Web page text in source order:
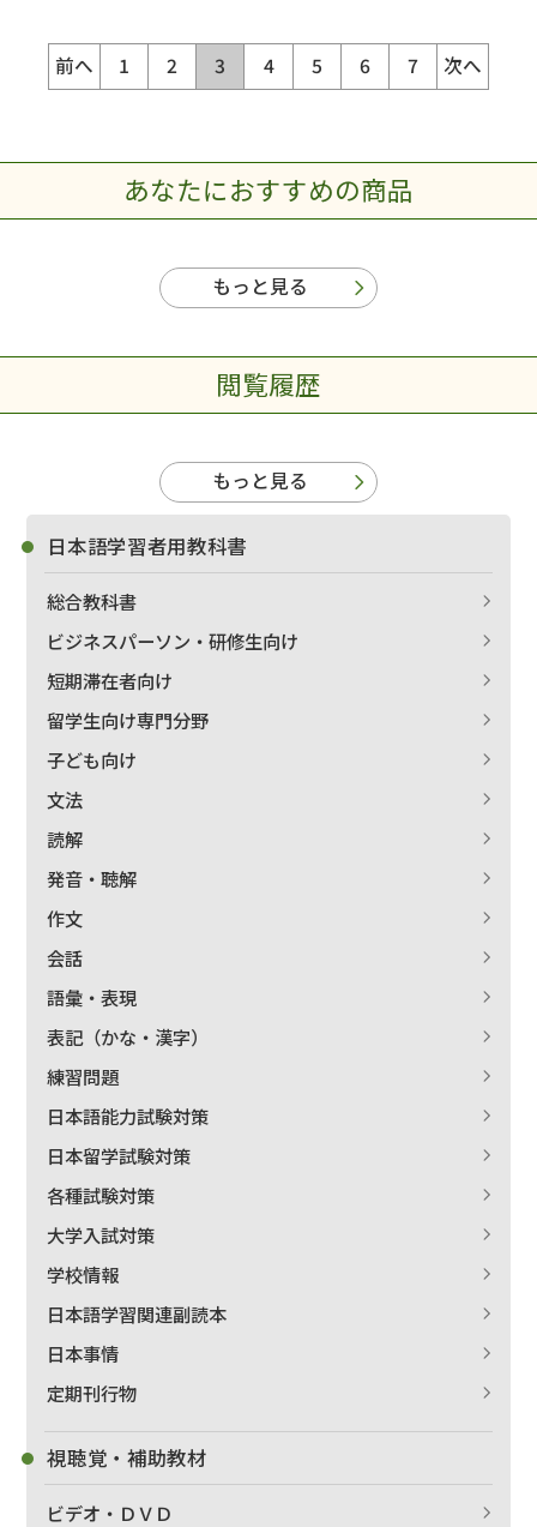
前へ 1 2 3 4 5 6 7 次へ
あなたにおすすめの商品
もっと見る
閲覧履歴
もっと見る
日本語学習者用教科書
総合教科書
ビジネスパーソン・研修生向け
短期滞在者向け
留学生向け専門分野
子ども向け
文法
読解
発音・聴解
作文
会話
語彙・表現
表記（かな・漢字）
練習問題
日本語能力試験対策
日本留学試験対策
各種試験対策
大学入試対策
学校情報
日本語学習関連副読本
日本事情
定期刊行物
視聴覚・補助教材
ビデオ・ＤＶＤ